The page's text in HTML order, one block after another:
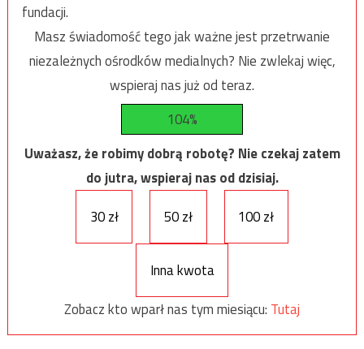
fundacji.
Masz świadomość tego jak ważne jest przetrwanie
niezależnych ośrodków medialnych? Nie zwlekaj więc,
wspieraj nas już od teraz.
104%
Uważasz, że robimy dobrą robotę? Nie czekaj zatem
do jutra, wspieraj nas od dzisiaj.
30 zł
50 zł 100 zł
Inna kwota
Zobacz kto wparł nas tym miesiącu: Tutaj